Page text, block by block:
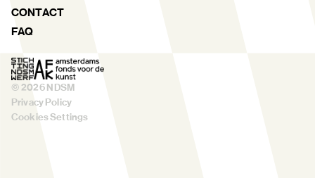
CONTACT
FAQ
© 2026NDSM
Privacy Policy
Cookies Settings